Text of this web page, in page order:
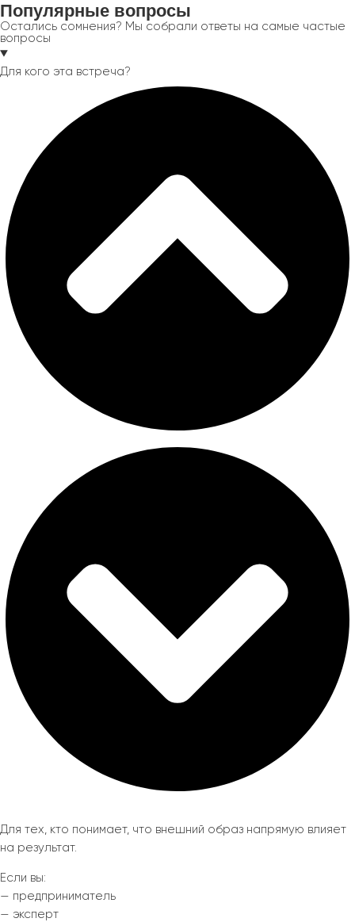
Популярные вопросы
Остались сомнения? Мы собрали ответы на самые частые
вопросы
Для кого эта встреча?
Для тех, кто понимает, что внешний образ напрямую влияет
на результат.
Если вы:
— предприниматель
— эксперт